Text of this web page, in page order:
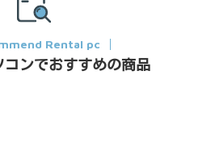
Rental pc
コンでおすすめの商品